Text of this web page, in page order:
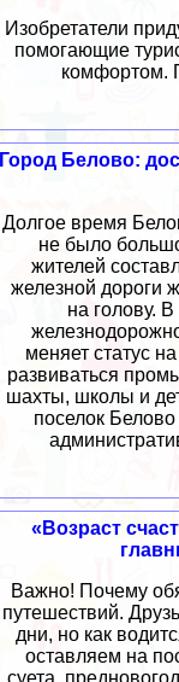
Изобретатели
помогающие
комфортом.
Город Белово:
Долгое время
не было
жителей
железной дороги
на голову.
меняет статус
развиваться
шахты, школы и
поселок
«Возраст
Важно! Почему
путешествий.
дни, но как
оставляем на